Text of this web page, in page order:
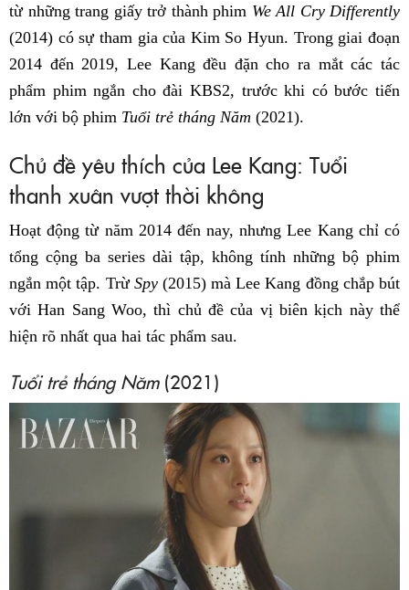
từ những trang giấy trở thành phim We All Cry Differently
(2014) có sự tham gia của Kim So Hyun. Trong giai đoạn
2014 đến 2019, Lee Kang đều đặn cho ra mắt các tác
phẩm phim ngắn cho đài KBS2, trước khi có bước tiến
lớn với bộ phim Tuổi trẻ tháng Năm (2021).
Chủ đề yêu thích của Lee Kang: Tuổi
thanh xuân vượt thời không
Hoạt động từ năm 2014 đến nay, nhưng Lee Kang chỉ có
tổng cộng ba series dài tập, không tính những bộ phim
ngắn một tập. TrừSpy(2015) mà Lee Kang đồng chắp bút
với Han Sang Woo, thì chủ đề của vị biên kịch này thể
hiện rõ nhất qua hai tác phẩm sau.
Tuổi trẻ tháng Năm(2021)